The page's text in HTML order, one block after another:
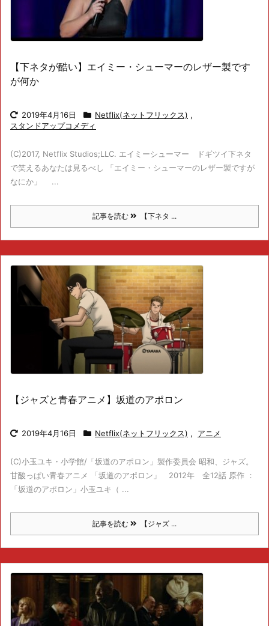
【下ネタが酷い】エイミー・シューマーのレザー製です
が何か
2019年4月16日 Netflix(ネットフリックス) ,
スタンドアップコメディ
(C)2017, Netflix Studios;LLC. エイミーシューマー ドギツイ下ネタ
で笑えるあなたは見るべし 「エイミー・シューマーのレザー製ですが
なにか」 ...
記事を読む 【下ネタ ...
【ジャズと青春アニメ】坂道のアポロン
2019年4月16日 Netflix(ネットフリックス) , アニメ
(C)小玉ユキ・小学館/「坂道のアポロン」製作委員会 昭和、ジャズ。
甘酸っぱい青春アニメ 「坂道のアポロン」 2012年 全12話 原作 ：
「坂道のアポロン」小玉ユキ（ ...
記事を読む 【ジャズ ...